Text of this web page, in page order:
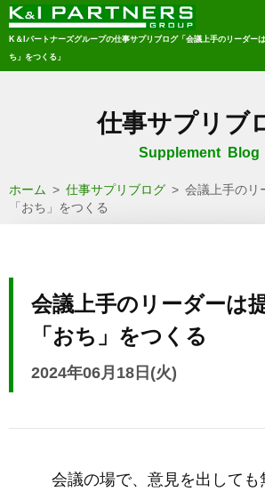
K＆Iパートナーズグループの仕事サプリブログ「会議上手のリーダー
ち」をつくる」
仕事サプリブ
Supplement Blog
ホーム > 仕事サプリブログ > 会議上手のリ
「おち」をつくる
会議上手のリーダーは
「おち」をつくる
2024年06月18日(火)
会議の場で、意見を出しても